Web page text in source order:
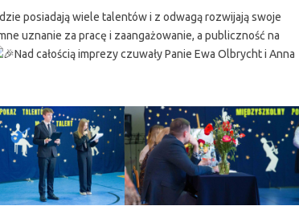
posiadają wiele talentów i z odwagą rozwijają swoje
uznanie za pracę i zaangażowanie, a publiczność na
Nad całością imprezy czuwały Panie Ewa Olbrycht i Anna